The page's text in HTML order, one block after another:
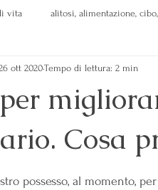
vita alitosi, alimentazione,
Cosa
ott 2020Tempo di lettura: 2 min
su 5.
possesso, al momento,